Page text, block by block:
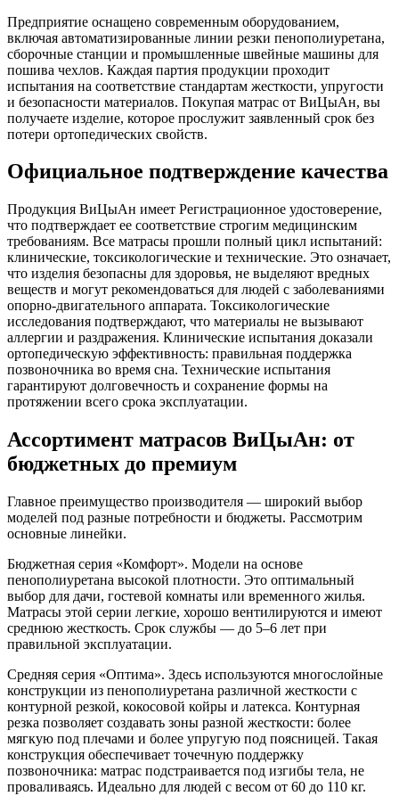
Предприятие оснащено современным оборудованием,
включая автоматизированные линии резки пенополиуретана,
сборочные станции и промышленные швейные машины для
пошива чехлов. Каждая партия продукции проходит
испытания на соответствие стандартам жесткости, упругости
и безопасности материалов. Покупая матрас от ВиЦыАн, вы
получаете изделие, которое прослужит заявленный срок без
потери ортопедических свойств.
Официальное подтверждение качества
Продукция ВиЦыАн имеет Регистрационное удостоверение,
что подтверждает ее соответствие строгим медицинским
требованиям. Все матрасы прошли полный цикл испытаний:
клинические, токсикологические и технические. Это означает,
что изделия безопасны для здоровья, не выделяют вредных
веществ и могут рекомендоваться для людей с заболеваниями
опорно-двигательного аппарата. Токсикологические
исследования подтверждают, что материалы не вызывают
аллергии и раздражения. Клинические испытания доказали
ортопедическую эффективность: правильная поддержка
позвоночника во время сна. Технические испытания
гарантируют долговечность и сохранение формы на
протяжении всего срока эксплуатации.
Ассортимент матрасов ВиЦыАн: от
бюджетных до премиум
Главное преимущество производителя — широкий выбор
моделей под разные потребности и бюджеты. Рассмотрим
основные линейки.
Бюджетная серия «Комфорт». Модели на основе
пенополиуретана высокой плотности. Это оптимальный
выбор для дачи, гостевой комнаты или временного жилья.
Матрасы этой серии легкие, хорошо вентилируются и имеют
среднюю жесткость. Срок службы — до 5–6 лет при
правильной эксплуатации.
Средняя серия «Оптима». Здесь используются многослойные
конструкции из пенополиуретана различной жесткости с
контурной резкой, кокосовой койры и латекса. Контурная
резка позволяет создавать зоны разной жесткости: более
мягкую под плечами и более упругую под поясницей. Такая
конструкция обеспечивает точечную поддержку
позвоночника: матрас подстраивается под изгибы тела, не
проваливаясь. Идеально для людей с весом от 60 до 110 кг.